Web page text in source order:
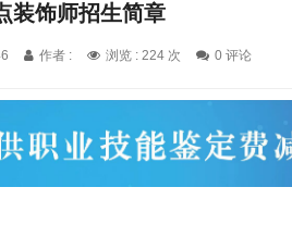
装饰师招生简章
作者 : 浏览 : 224 次 0 评论